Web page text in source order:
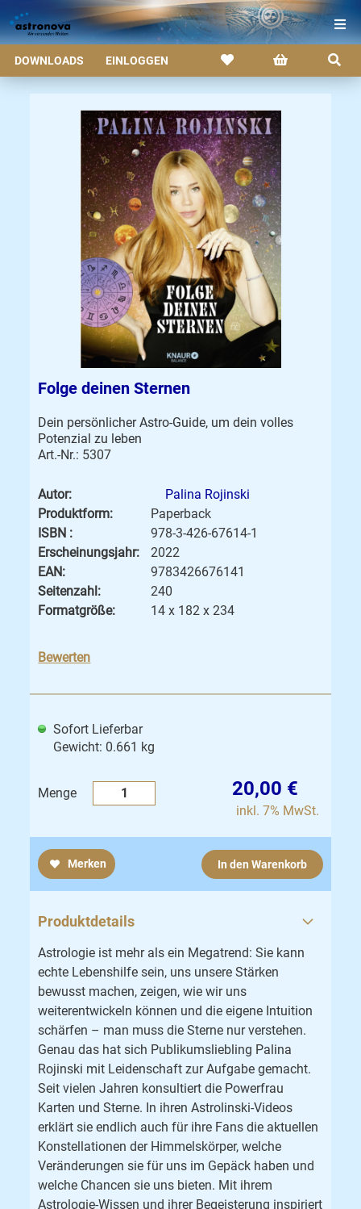
DOWNLOADS EINLOGGEN
Folge deinen Sternen
Dein persönlicher Astro-Guide, um dein volles
Potenzial zu leben
Art.-Nr.: 5307
Autor:
Palina Rojinski
Produktform:
Paperback
ISBN :
978-3-426-67614-1
Erscheinungsjahr:
2022
EAN:
9783426676141
Seitenzahl:
240
Formatgröße:
14 x 182 x 234
Bewerten
Menge 20,00 €
inkl. 7% MwSt.
Sofort Lieferbar
Gewicht: 0.661 kg
Merken In den Warenkorb
Produktdetails
Astrologie ist mehr als ein Megatrend: Sie kann
echte Lebenshilfe sein, uns unsere Stärken
bewusst machen, zeigen, wie wir uns
weiterentwickeln können und die eigene Intuition
schärfen – man muss die Sterne nur verstehen.
Genau das hat sich Publikumsliebling Palina
Rojinski mit Leidenschaft zur Aufgabe gemacht.
Seit vielen Jahren konsultiert die Powerfrau
Karten und Sterne. In ihren Astrolinski-Videos
erklärt sie endlich auch für ihre Fans die aktuellen
Konstellationen der Himmelskörper, welche
Veränderungen sie für uns im Gepäck haben und
welche Chancen sie uns bieten. Mit ihrem
Astrologie-Wissen und ihrer Begeisterung inspiriert